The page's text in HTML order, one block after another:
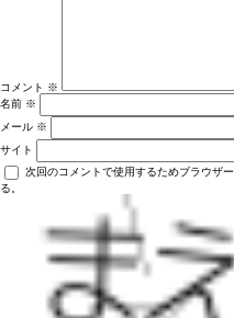
コメント ※
名前 ※
メール ※
サイト
次回のコメントで使用するためブラウザ
る。